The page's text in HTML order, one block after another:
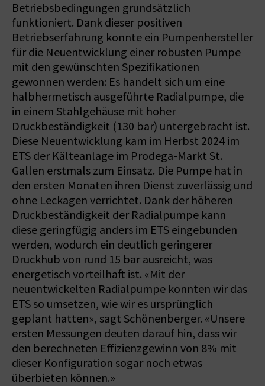
Betriebsbedingungen grundsätzlich
funktioniert. Dank dieser positiven
Betriebserfahrung konnte ein Pumpenhersteller
für die Neuentwicklung einer robusten Pumpe
mit den gewünschten Spezifikationen
gewonnen werden: Es handelt sich um eine
halbhermetisch ausgeführte Radialpumpe, die
in einem Stahlgehäuse mit hoher
Druckbeständigkeit (130 bar) untergebracht ist.
Diese Neuentwicklung kam im Herbst 2024 im
ETS der Kälteanlage im Prodega-Markt St.
Gallen erstmals zum Einsatz. Die Pumpe hat in
den ersten Monaten ihren Dienst zuverlässig und
ohne Leckagen verrichtet. Dank der höheren
Druckbeständigkeit der Radialpumpe kann
diese geringfügig anders im ETS eingebunden
werden, wodurch ein deutlich geringerer
Druckhub von rund 15 bar ausreicht, was
energetisch vorteilhaft ist. «Mit der
neuentwickelten Radialpumpe konnten wir das
ETS so umsetzen, wie wir es ursprünglich
geplant hatten», sagt Schönenberger. «Unsere
ersten Messungen deuten darauf hin, dass wir
den berechneten Effizienzgewinn von 8% mit
dieser Konfiguration sogar noch etwas
überbieten können.»